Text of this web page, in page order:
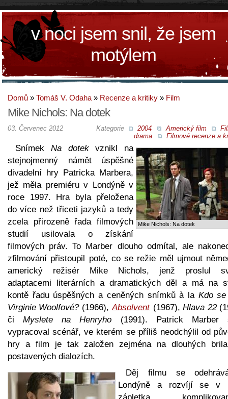
v noci jsem snil, že jsem
motýlem
Domů » Tomáš V. Odaha » Recenze a kritiky » Film
Mike Nichols: Na dotek
Kategorie 2004 Americký film
drama
Filmové recenze a
03. Červenec 2012
Mike Nichols: Na dotek
Snímek Na dotekvznikl na
stejnojmenný námět úspěšné
divadelní hry Patricka Marbera,
jež měla premiéru v Londýně v
roce 1997. Hra byla přeložena
do více než třiceti jazyků a tedy
zcela přirozeně řada filmových
studií usilovala o získání
filmových práv. To Marber dlouho odmítal, ale
zfilmování přistoupil poté, co se režie měl ujmout
americký režisér Mike Nichols, jenž proslul
adaptacemi literárních a dramatických děl a má na
kontě řadu úspěšných a ceněných snímků à la Kdo
Virginie Woolfové?(1966), Absolvent (1967),Hlava 22
čiMyslete na Henryho (1991). Patrick Marber
vypracoval scénář, ve kterém se příliš neodchýlil od
hry a film je tak založen zejména na dlouhých
postavených dialozích.
Děj filmu se
Londýně a rozvíjí se v
zápletka